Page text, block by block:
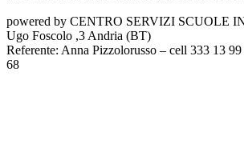
powered by CENTRO SERVIZI SCUOLE
Ugo Foscolo ,3 Andria (BT)
Referente: Anna Pizzolorusso – cell 333 13
68